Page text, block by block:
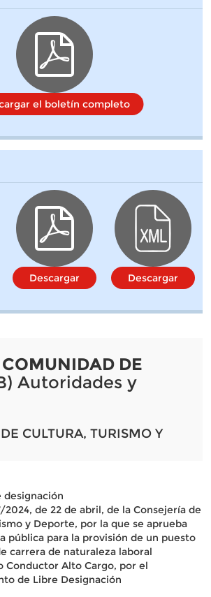
el boletín completo
Descargar Descargar
DE
Autoridades y
CULTURA, TURISMO Y
designación
2024, de 22 de abril, de la Consejería de
y Deporte, por la que se aprueba
pública para la provisión de un puesto
carrera de naturaleza laboral
Conductor Alto Cargo, por el
de Libre Designación